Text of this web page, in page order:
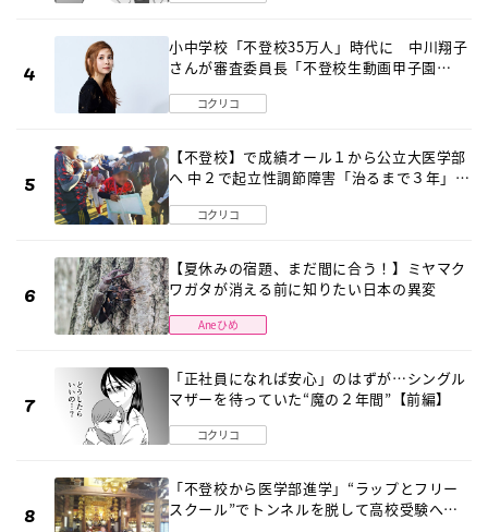
小中学校「不登校35万人」時代に 中川翔子
さんが審査委員長「不登校生動画甲子園
コクリコ
【不登校】で成績オール１から公立大医学部
へ 中２で起立性調節障害「治るまで３年」の
コクリコ
【夏休みの宿題、まだ間に合う！】ミヤマク
ワガタが消える前に知りたい日本の異変
Aneひめ
「正社員になれば安心」のはずが…シングル
マザーを待っていた“魔の２年間”【前編】
コクリコ
「不登校から医学部進学」“ラップとフリー
スクール”でトンネルを脱して高校受験へ